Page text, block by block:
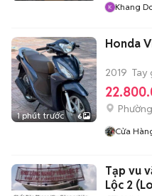
Khang
1 phút trước 6
Honda
2019 Tay
Cửa
Tạp vu
Lộc 2